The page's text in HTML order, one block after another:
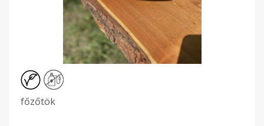
főzőtök